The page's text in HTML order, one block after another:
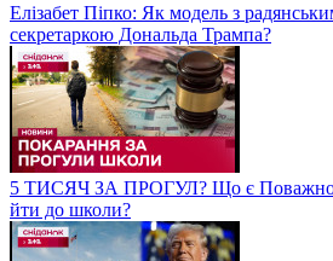
Елізабет Піпко: Як модель з
секретаркою Дональда Трампа?
5 ТИСЯЧ ЗА ПРОГУЛ? Що є
йти до школи?